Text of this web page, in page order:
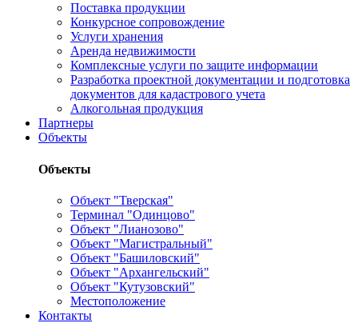
Поставка продукции
Конкурсное сопровождение
Услуги хранения
Аренда недвижимости
Комплексные услуги по защите информации
Разработка проектной документации и подготовка
документов для кадастрового учета
Алкогольная продукция
Партнеры
Объекты
Объекты
Объект "Тверская"
Терминал "Одинцово"
Объект "Лианозово"
Объект "Магистральный"
Объект "Башиловский"
Объект "Архангельский"
Объект "Кутузовский"
Местоположение
Контакты